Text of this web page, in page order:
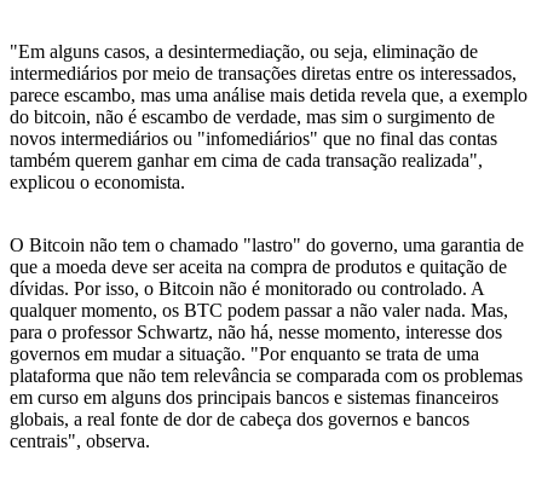
"Em alguns casos, a desintermediação, ou seja, eliminação de
intermediários por meio de transações diretas entre os interessados,
parece escambo, mas uma análise mais detida revela que, a exemplo
do bitcoin, não é escambo de verdade, mas sim o surgimento de
novos intermediários ou "infomediários" que no final das contas
também querem ganhar em cima de cada transação realizada",
explicou o economista.
O Bitcoin não tem o chamado "lastro" do governo, uma garantia de
que a moeda deve ser aceita na compra de produtos e quitação de
dívidas. Por isso, o Bitcoin não é monitorado ou controlado. A
qualquer momento, os BTC podem passar a não valer nada. Mas,
para o professor Schwartz, não há, nesse momento, interesse dos
governos em mudar a situação. "Por enquanto se trata de uma
plataforma que não tem relevância se comparada com os problemas
em curso em alguns dos principais bancos e sistemas financeiros
globais, a real fonte de dor de cabeça dos governos e bancos
centrais", observa.